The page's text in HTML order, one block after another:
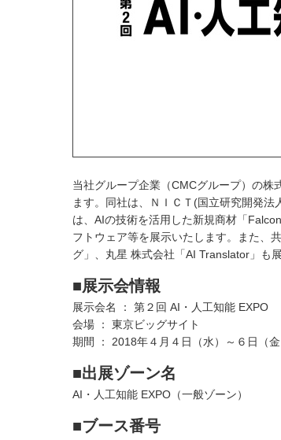
当社グループ企業（CMCグループ）の
ます。同社は、ＮＩＣＴ(国立研究開発
は、AIの技術を活用した新規商材「
フトウェア等を展示いたします。また、
グ」、丸星 株式会社「AI Translator」も
■展示会情報
展示会名 ： 第２回 AI・人工知能 EXPO
会場 ： 東京ビッグサイト
期間 ： 2018年４月４日（水）～６日（金
■出展ゾーン名
AI・人工知能 EXPO（一般ゾーン）
■ブース番号